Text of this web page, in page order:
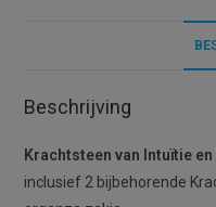
Beschrijving
Krachtsteen van Intuïtie
inclusief 2 bijbehorende